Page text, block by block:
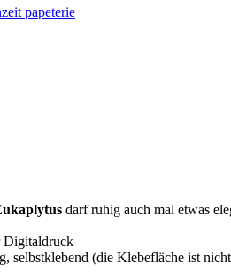
darf ruhig auch mal etwas
Digitaldruck
selbstklebend (die Klebefläche ist